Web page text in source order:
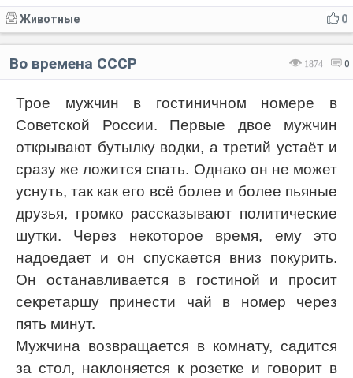
0
Животные
1874 0
Во времена СССР
Трое мужчин в гостиничном номере в
Советской России. Первые двое мужчин
открывают бутылку водки, а третий устаёт и
сразу же ложится спать. Однако он не может
уснуть, так как его всё более и более пьяные
друзья, громко рассказывают политические
шутки. Через некоторое время, ему это
надоедает и он спускается вниз покурить.
Он останавливается в гостиной и просит
секретаршу принести чай в номер через
пять минут.
Мужчина возвращается в комнату, садится
за стол, наклоняется к розетке и говорит в